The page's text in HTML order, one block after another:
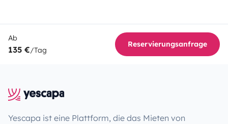
Ab
135 €/Tag
Reservierungsanfrage
Yescapa ist eine Plattform, die das Mieten von